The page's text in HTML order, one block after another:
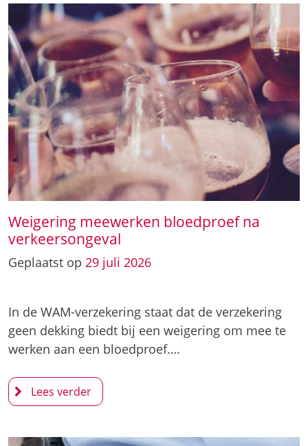
Weigering meewerken bloedproef na
verkeersongeval
Geplaatst op 29 juli 2026
In de WAM-verzekering staat dat de verzekering
geen dekking biedt bij een weigering om mee te
werken aan een bloedproef….